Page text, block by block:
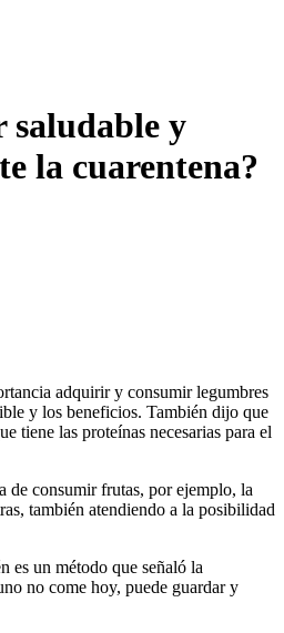
saludable y
la cuarentena?
adquirir y consumir legumbres
y los beneficios. También dijo que
tiene las proteínas necesarias para el
de consumir frutas, por ejemplo, la
también atendiendo a la posibilidad
es un método que señaló la
no come hoy, puede guardar y